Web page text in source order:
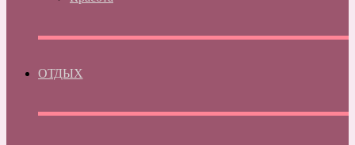
ОТДЫХ